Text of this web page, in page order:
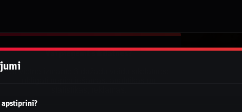
Vai pieņemt sīkdatnes?
Šī vietne izmanto 3 dažādu veidu sīkdatnes:
apstiprini?